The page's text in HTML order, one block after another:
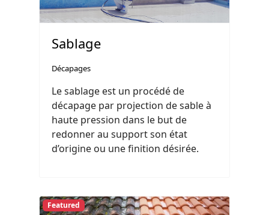
Sablage
Décapages
Le sablage est un procédé de
décapage par projection de sable à
haute pression dans le but de
redonner au support son état
d’origine ou une finition désirée.
Featured